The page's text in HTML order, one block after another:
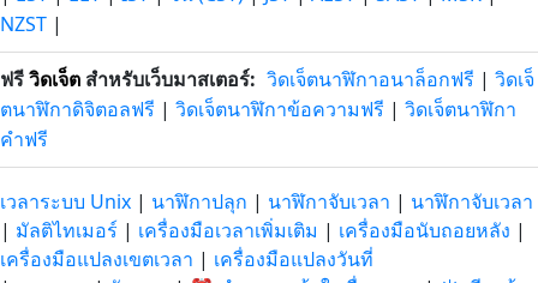
ที่แล้ว
หลังจากนี้
222 วัน
ที่แล้ว
27/12/25
222 วัน
หลังจากนี้
16/3/27
ที่แล้ว
หลังจากนี้
224 วัน
ที่แล้ว
25/12/25
224 วัน
หลังจากนี้
18/3/27
NZST |
ฟรีวิดเจ็ต สำหรับเว็บมาสเตอร์: วิดเจ็ตนาฬิกาอนาล็อกฟรี | วิดเจ็
ตนาฬิกาดิจิตอลฟรี | วิดเจ็ตนาฬิกาข้อความฟรี | วิดเจ็ตนาฬิกา
คำฟรี
เวลาระบบ Unix | นาฬิกาปลุก | นาฬิกาจับเวลา | นาฬิกาจับเวลา
| มัลติไทเมอร์ | เครื่องมือเวลาเพิ่มเติม | เครื่องมือนับถอยหลัง |
เครื่องมือแปลงเขตเวลา | เครื่องมือแปลงวันที่